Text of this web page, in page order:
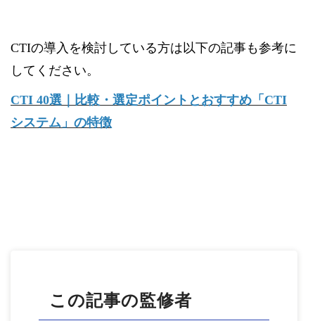
CTIの導入を検討している方は以下の記事も参考に
してください。
CTI 40選｜比較・選定ポイントとおすすめ「CTI
システム」の特徴
この記事の監修者